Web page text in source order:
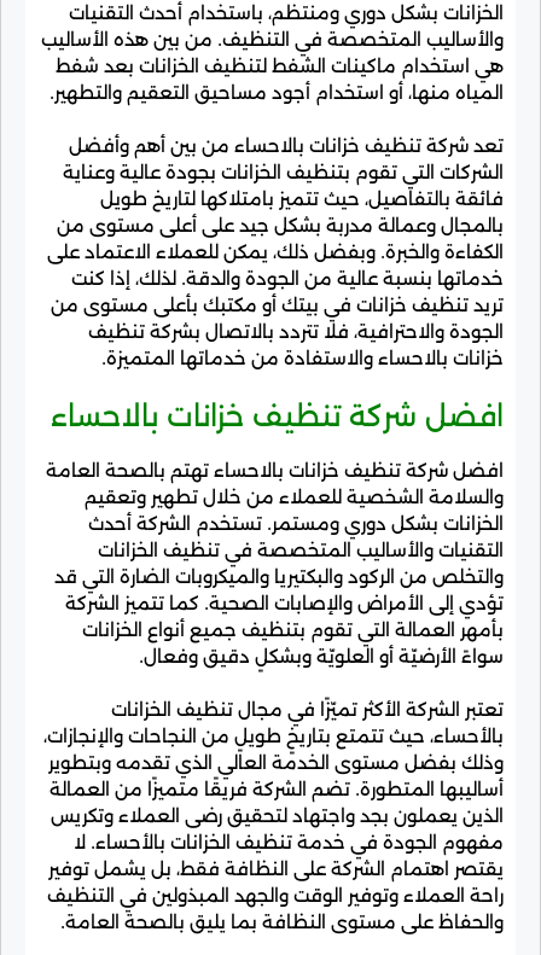
الخزانات بشكل دوري ومنتظم، باستخدام أحدث التقنيات
والأساليب المتخصصة في التنظيف. من بين هذه الأساليب
هي استخدام ماكينات الشفط لتنظيف الخزانات بعد شفط
المياه منها، أو استخدام أجود مساحيق التعقيم والتطهير.
تعد شركة تنظيف خزانات بالاحساء من بين أهم وأفضل
الشركات التي تقوم بتنظيف الخزانات بجودة عالية وعناية
فائقة بالتفاصيل، حيث تتميز بامتلاكها لتاريخ طويل
بالمجال وعمالة مدربة بشكل جيد على أعلى مستوى من
الكفاءة والخبرة. وبفضل ذلك، يمكن للعملاء الاعتماد على
خدماتها بنسبة عالية من الجودة والدقة. لذلك، إذا كنت
تريد تنظيف خزانات في بيتك أو مكتبك بأعلى مستوى من
الجودة والاحترافية، فلا تتردد بالاتصال بشركة تنظيف
خزانات بالاحساء والاستفادة من خدماتها المتميزة.
افضل شركة تنظيف خزانات بالاحساء
افضل شركة تنظيف خزانات بالاحساء تهتم بالصحة العامة
والسلامة الشخصية للعملاء من خلال تطهير وتعقيم
الخزانات بشكل دوري ومستمر. تستخدم الشركة أحدث
التقنيات والأساليب المتخصصة في تنظيف الخزانات
والتخلص من الركود والبكتيريا والميكروبات الضارة التي قد
تؤدي إلى الأمراض والإصابات الصحية. كما تتميز الشركة
بأمهر العمالة التي تقوم بتنظيف جميع أنواع الخزانات
سواءً الأرضيّة أو العلويّة وبشكلٍ دقيق وفعال.
تعتبر الشركة الأكثر تميّزًا في مجال تنظيف الخزانات
بالأحساء، حيث تتمتع بتاريخٍ طويلٍ من النجاحات والإنجازات،
وذلك بفضل مستوى الخدمة العالي الذي تقدمه وبتطوير
أساليبها المتطورة. تضم الشركة فريقًا متميزًا من العمالة
الذين يعملون بجد واجتهاد لتحقيق رضى العملاء وتكريس
مفهوم الجودة في خدمة تنظيف الخزانات بالأحساء. لا
يقتصر اهتمام الشركة على النظافة فقط، بل يشمل توفير
راحة العملاء وتوفير الوقت والجهد المبذولين في التنظيف
والحفاظ على مستوى النظافة بما يليق بالصحة العامة.